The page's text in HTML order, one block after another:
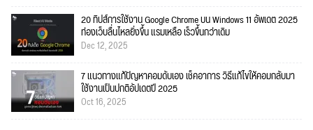
20 ทิปส์การใช้งาน Google Chrome บน Windows 11 อัพเดต 2025
ท่องเว็บลื่นไหลยิ่งขึ้น แรมเหลือ เร็วขึ้นกว่าเดิม
Dec 12, 2025
7 แนวทางแก้ปัญหาคอมดับเอง เช็คอาการ วิธีแก้ไขให้คอมกลับมา
ใช้งานเป็นปกติอัปเดตปี 2025
Oct 16, 2025